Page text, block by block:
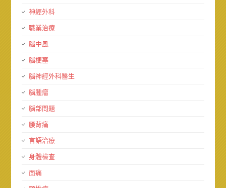
神經外科
職業治療
腦中風
腦梗塞
腦神經外科醫生
腦腫瘤
腦部問題
腰背痛
言語治療
身體檢查
面痛